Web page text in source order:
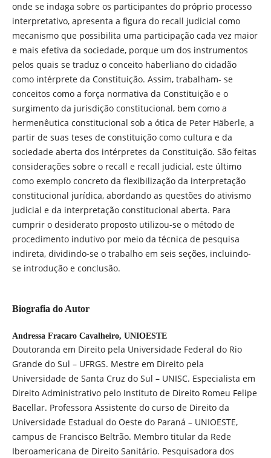
onde se indaga sobre os participantes do próprio processo
interpretativo, apresenta a figura do recall judicial como
mecanismo que possibilita uma participação cada vez maior
e mais efetiva da sociedade, porque um dos instrumentos
pelos quais se traduz o conceito häberliano do cidadão
como intérprete da Constituição. Assim, trabalham- se
conceitos como a força normativa da Constituição e o
surgimento da jurisdição constitucional, bem como a
hermenêutica constitucional sob a ótica de Peter Häberle, a
partir de suas teses de constituição como cultura e da
sociedade aberta dos intérpretes da Constituição. São feitas
considerações sobre o recall e recall judicial, este último
como exemplo concreto da flexibilização da interpretação
constitucional jurídica, abordando as questões do ativismo
judicial e da interpretação constitucional aberta. Para
cumprir o desiderato proposto utilizou-se o método de
procedimento indutivo por meio da técnica de pesquisa
indireta, dividindo-se o trabalho em seis seções, incluindo-
se introdução e conclusão.
Biografia do Autor
Andressa Fracaro Cavalheiro, UNIOESTE
Doutoranda em Direito pela Universidade Federal do Rio
Grande do Sul – UFRGS. Mestre em Direito pela
Universidade de Santa Cruz do Sul – UNISC. Especialista em
Direito Administrativo pelo Instituto de Direito Romeu Felipe
Bacellar. Professora Assistente do curso de Direito da
Universidade Estadual do Oeste do Paraná – UNIOESTE,
campus de Francisco Beltrão. Membro titular da Rede
Iberoamericana de Direito Sanitário. Pesquisadora dos